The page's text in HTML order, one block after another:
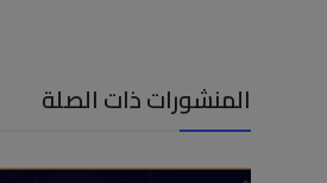
المنشورات ذات الصلة